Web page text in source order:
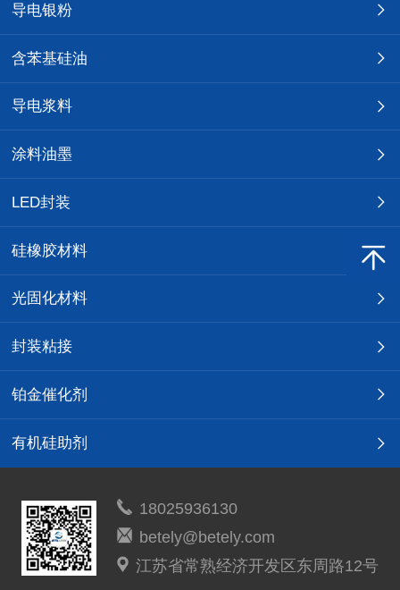
导电银粉
含苯基硅油
导电浆料
涂料油墨
LED封装
硅橡胶材料
光固化材料
封装粘接
铂金催化剂
有机硅助剂
18025936130
betely@betely.com
江苏省常熟经济开发区东周路12号